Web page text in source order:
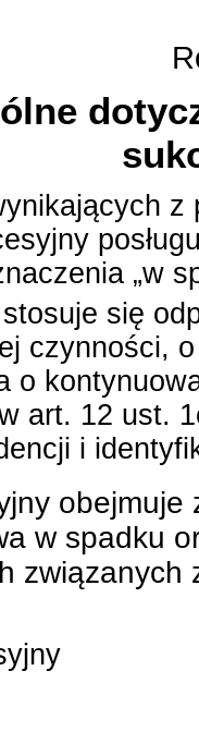
z
„w
się
czynności,
o
art. 12 ust.
i
w spadku
związanych